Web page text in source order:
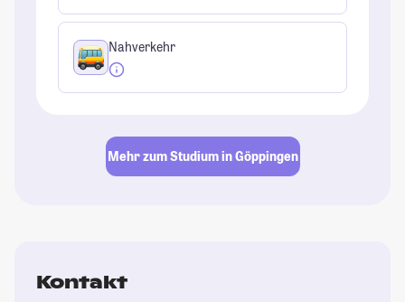
Nahverkehr
Mehr zum Studium in Göppingen
Kontakt